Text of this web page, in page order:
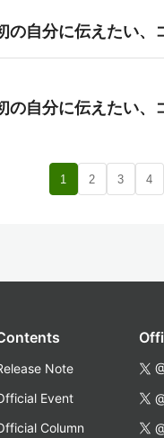
の自分に伝えたい、
の自分に伝えたい、
1 2 3 4
Note
Event
Column